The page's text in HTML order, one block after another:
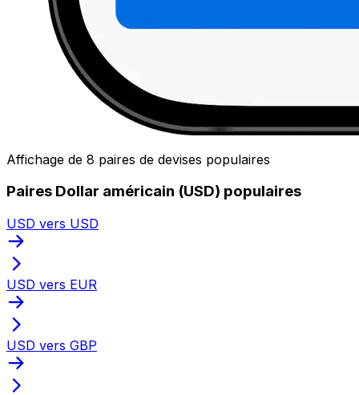
Affichage de 8 paires de devises populaires
Paires Dollar américain (USD) populaires
USD vers USD
USD vers EUR
USD vers GBP